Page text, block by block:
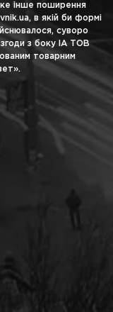
інше поширення
в якій би формі
суворо
з боку ІА ТОВ
товарним